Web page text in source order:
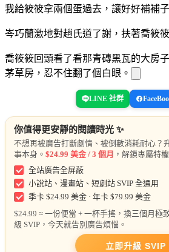
我給筱筱拿兩個蛋過去，讓好好補補
岑巧蘭激地對趙氏道了謝，扶著喬筱
喬筱筱回頭看了看那青磚黑瓦的大房
茅草房，忍不住翻了個白眼。
LINE 社群
你值得更安靜的閱讀時光 ✨
不想再被廣告打斷劇情、被倒數消耗耐心？
事本身。 $24.99 美金 / 3 個月 ，解鎖專屬特權
全站廣告全屏蔽
小說站、漫畫站、短劇站 SVIP 全通用
季卡 $24.99 美金 · 年卡 $79.99 美金
$24.99 ≈ 一份便當 + 一杯手搖，換三個月極
級 SVIP，今天就告別廣告煩惱。
立即升級 SVIP